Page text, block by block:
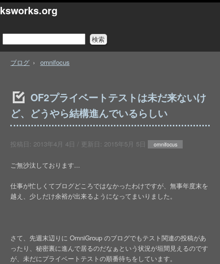
ksworks.org
ブログ omnifocus
OF2プライベートテストは未だ来ないけ
ど、どうやら結構進んでいるらしい
投稿日: 2013年4月 4日 / 更新日: 2015年5月 5日 omnifocus
ご無沙汰しております...
仕事が忙しくてブログどころではなかったわけですが、無事年度末を
越え、少しだけ余裕が出来るようになってまいりました。
さて、先週末辺りに OmniGroup のブログでもテスト関連の投稿があ
ったり、秘密裏に進んで居るのだなぁという状況が垣間見えるのです
が、未だにプライベートテストの順番待ちをしています。